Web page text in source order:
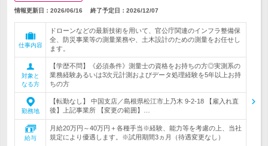
情報更新日：2026/06/16 終了予定日： 2026/12/07
仕事内容
ドローンなどの最新技術を用いて、官公庁関連のインフラ整備保
全、防災事業等の測量業務や、土木設計のための測量をお任せし
ます。
対象と
なる方
【学歴不問】《必須条件》測量士の資格をお持ちの方◎実測系の
業務経験あるいは3次元計測およびデータ処理経験を5年以上お持
ちの方
勤務地
【転勤なし】 中国支店／島根県松江市上乃木 9-2-18 【雇入れ直
後】上記事業所 【変更の範囲】…
給与
月給20万円～40万円＋各種手当※経験、能力等を考慮の上、当社
規定により優遇します。※試用期間3ヵ月（待遇変更なし）